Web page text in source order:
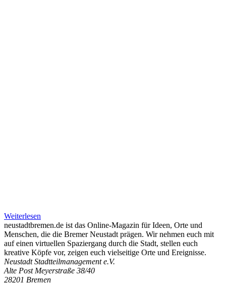
Weiterlesen
neustadtbremen.de ist das Online-Magazin für Ideen, Orte und
Menschen, die die Bremer Neustadt prägen. Wir nehmen euch mit
auf einen virtuellen Spaziergang durch die Stadt, stellen euch
kreative Köpfe vor, zeigen euch vielseitige Orte und Ereignisse.
Neustadt Stadtteilmanagement e.V.
Alte Post Meyerstraße 38/40
28201 Bremen